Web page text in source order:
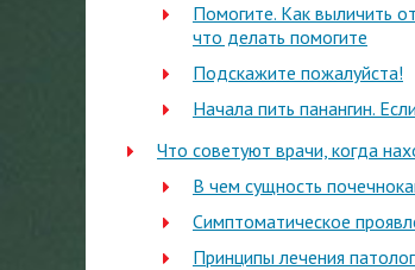
Помогите. Как выличить
что делать помогите
Подскажите пожалуйста!
Начала пить панангин.
Что советуют врачи, когда
В чем сущность
Симптоматическое
Принципы лечения